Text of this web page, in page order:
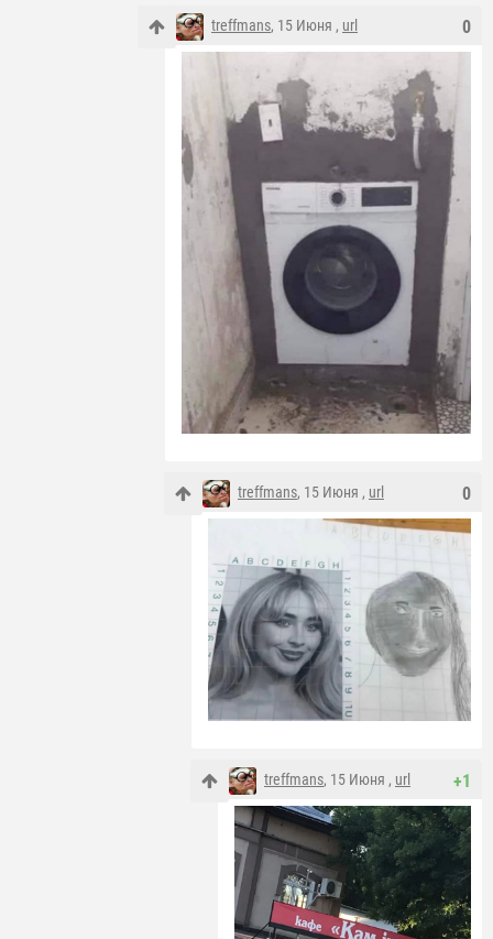
0
treffmans, 15 Июня , url
0
treffmans, 15 Июня , url
+1
treffmans, 15 Июня , url